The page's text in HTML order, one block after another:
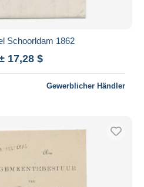
Schoorldam 1862
17,28 $
Gewerblicher Händler